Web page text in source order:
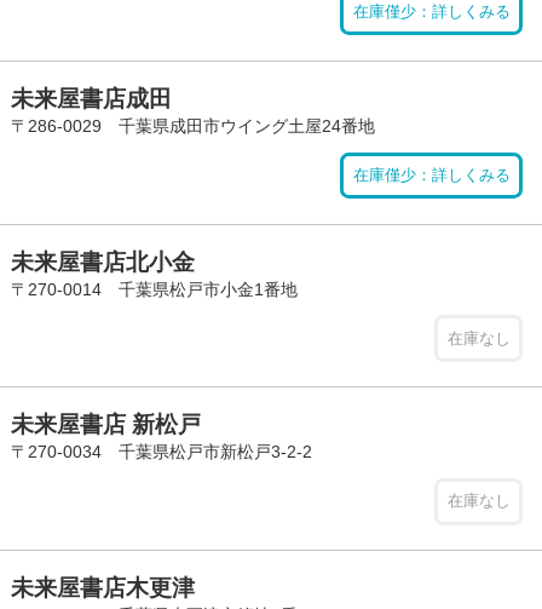
在庫僅少：詳しくみる
未来屋書店成田
〒286-0029 千葉県成田市ウイング土屋24番地
在庫僅少：詳しくみる
未来屋書店北小金
〒270-0014 千葉県松戸市小金1番地
在庫なし
未来屋書店 新松戸
〒270-0034 千葉県松戸市新松戸3-2-2
在庫なし
未来屋書店木更津